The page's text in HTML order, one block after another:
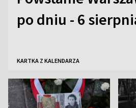
po dniu - 6
KARTKA Z KALENDARZA